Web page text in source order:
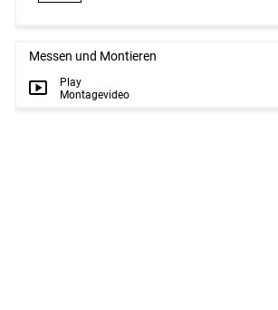
Messen und Montieren
Play
Montagevideo